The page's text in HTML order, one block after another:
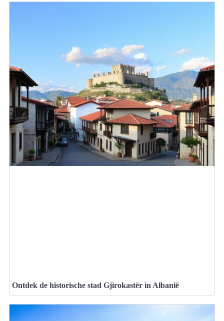
Ontdek de historische stad Gjirokastër in Albanië